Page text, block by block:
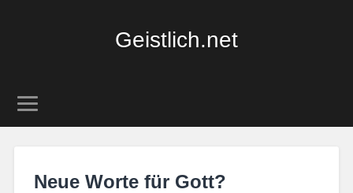
Geistlich.net
Neue Worte für Gott?